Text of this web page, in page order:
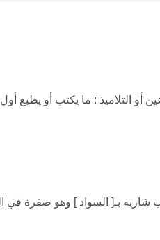
أو التلاميذ : ما يكتب أو يطبع
بـ[ السواد ] وهو صفرة في